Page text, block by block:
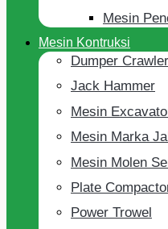
Mesin
Mesin Kontruksi
Dumper Crawler
Jack Hammer
Mesin
Mesin Marka
Mesin Molen
Plate
Power Trowel